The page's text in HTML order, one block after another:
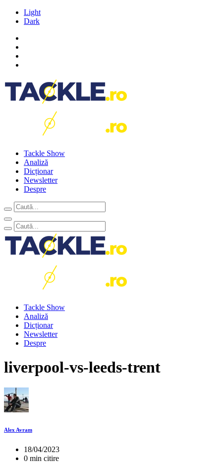
Light
Dark
Tackle Show
Analiză
Dicționar
Newsletter
Despre
Tackle Show
Analiză
Dicționar
Newsletter
Despre
liverpool-vs-leeds-trent
Alex Avram
18/04/2023
0 min citire